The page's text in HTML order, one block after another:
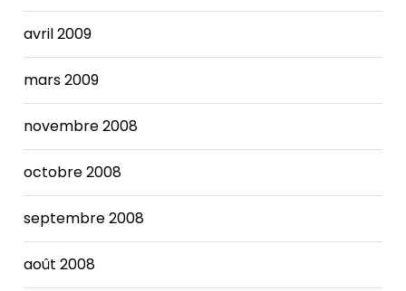
avril 2009
mars 2009
novembre 2008
octobre 2008
septembre 2008
août 2008